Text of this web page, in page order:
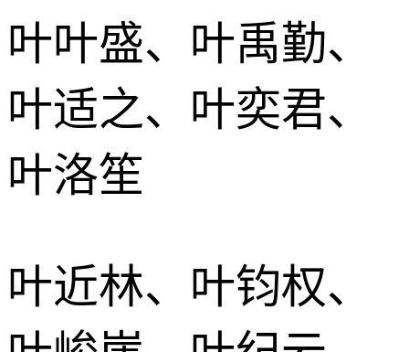
叶叶盛、叶禹勤、
叶适之、叶奕君、
叶洛笙
叶近林、叶钧权、